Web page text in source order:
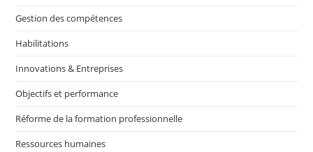
Gestion des compétences
Habilitations
Innovations & Entreprises
Objectifs et performance
Réforme de la formation professionnelle
Ressources humaines